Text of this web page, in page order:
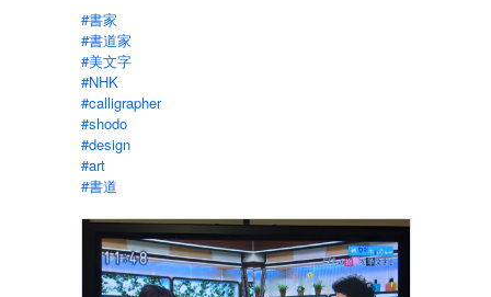
#書家
#書道家
#美文字
#NHK
#calligrapher
#shodo
#design
#art
#書道